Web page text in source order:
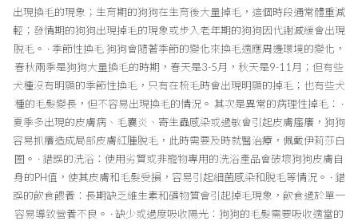
出現換毛的現象；生育期的狗狗在生育後大量掉毛，這個時段通常體重減
輕；發情期的狗狗出現掉毛的現象或步入老年期的狗狗因代謝減緩會出現
脫毛。 · 季節性換毛 狗狗會隨著季節的變化來換毛適應周邊環境的變化，
春秋兩季是狗狗大量換毛的時期，春天是3-5月，秋天是9-11月；但有些
犬種沒有明顯的季節性換毛，只有在梳毛時會出現明顯的掉毛；也有些犬
種的毛髮變長，但不容易出現換毛的情況。 其次是異常的病理性掉毛： ·
夏季多出現的皮膚病、毛囊炎、寄生蟲感染或過敏會引起皮膚瘙癢，狗狗
容易抓癢造成局部皮膚紅腫脫毛，此時需要及時就醫治療，佩戴伊莉莎白
圈。 · 錯誤的洗浴：使用劣質或非寵物專用的洗浴產品會破壞狗狗皮膚自
身的PH值，使其皮膚和毛髮受損，容易引起細菌感染和脫毛等情況。 · 錯
誤的飲食餵養：長期缺乏維生素和礦物質會引起掉毛現象，飲食過於單一
容易導致營養不良。 · 缺少或過度吸收陽光：狗狗的毛髮需要吸收適當的